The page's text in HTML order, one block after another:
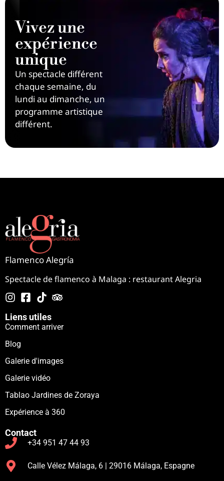
Vivez une
expérience
unique
Un spectacle différent
chaque semaine, du
lundi au dimanche, un
programme artistique
différent.
Flamenco Alegría
Spectacle de flamenco à Malaga : restaurant Alegria
Liens utiles
Comment arriver
Blog
Galerie d'images
Galerie vidéo
Tablao Jardines de Zoraya
Expérience à 360
Contact
+34 951 47 44 93
Calle Vélez Málaga, 6 | 29016 Málaga, Espagne